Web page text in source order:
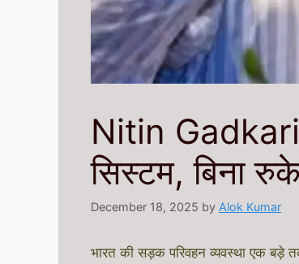
Nitin Gadkari
सिस्टम, बिना
December 18, 2025 by Alok Kumar
भारत की सड़क परिवहन व्यवस्था एक बड़े